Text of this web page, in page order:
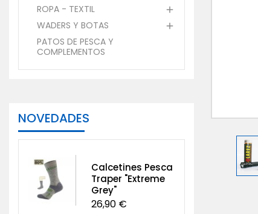
ROPA - TEXTIL 
WADERS Y BOTAS 
PATOS DE PESCA Y
COMPLEMENTOS
NOVEDADES
Calcetines Pesca
Traper "Extreme
Grey"
26,90 €